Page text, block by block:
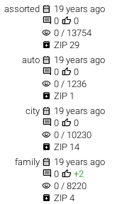
assorted  19 years ago
 0  0
visibility 0 / 13754
 ZIP 29
auto  19 years ago
 0  0
visibility 0 / 1236
 ZIP 1
city  19 years ago
 0  0
visibility 0 / 10230
 ZIP 14
family  19 years ago
 0  +2
visibility 0 / 8220
 ZIP 4